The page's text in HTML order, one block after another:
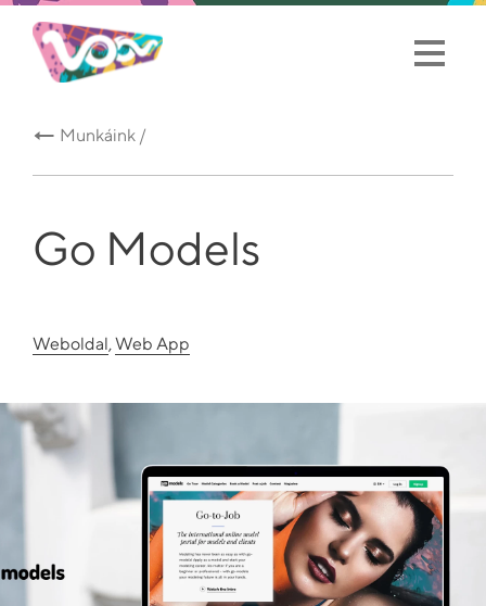
Munkáink /
Go Models
Weboldal,Web App